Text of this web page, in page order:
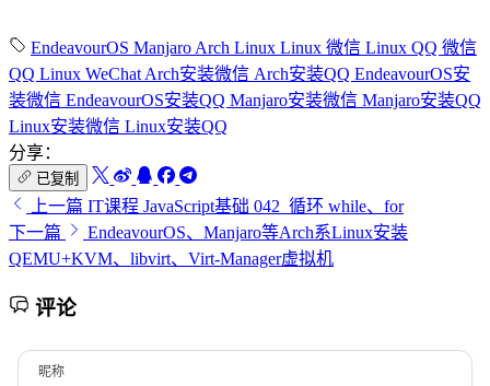
EndeavourOS Manjaro Arch Linux Linux 微信 Linux QQ 微信
QQ Linux WeChat Arch安装微信 Arch安装QQ EndeavourOS安
装微信 EndeavourOS安装QQ Manjaro安装微信 Manjaro安装QQ
Linux安装微信 Linux安装QQ
分享：
已复制
上一篇 IT课程 JavaScript基础 042_循环 while、for
下一篇
EndeavourOS、Manjaro等Arch系Linux安装
QEMU+KVM、libvirt、Virt-Manager虚拟机
评论
昵称